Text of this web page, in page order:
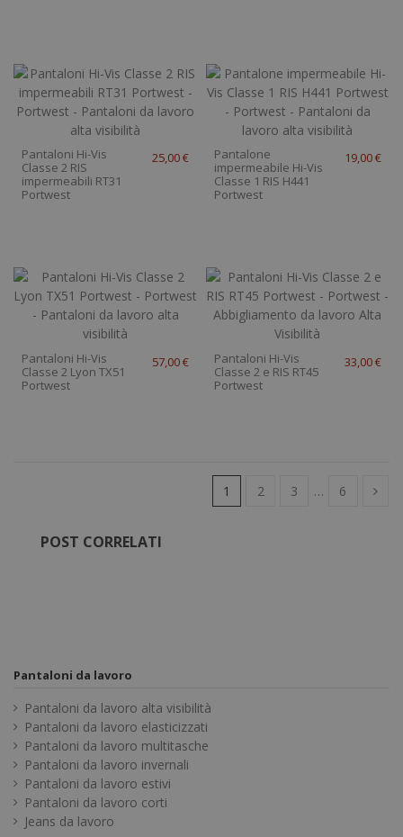
Pantaloni Hi-Vis
Classe 2 RIS
impermeabili RT31
Portwest
25,00 €
Pantalone
impermeabile Hi-Vis
Classe 1 RIS H441
Portwest
19,00 €
Pantaloni Hi-Vis
Classe 2 Lyon TX51
Portwest
57,00 €
Pantaloni Hi-Vis
Classe 2 e RIS RT45
Portwest
33,00 €
1 2 3 … 6
POST CORRELATI
Pantaloni da lavoro
Pantaloni da lavoro alta visibilità
Pantaloni da lavoro elasticizzati
Pantaloni da lavoro multitasche
Pantaloni da lavoro invernali
Pantaloni da lavoro estivi
Pantaloni da lavoro corti
Jeans da lavoro